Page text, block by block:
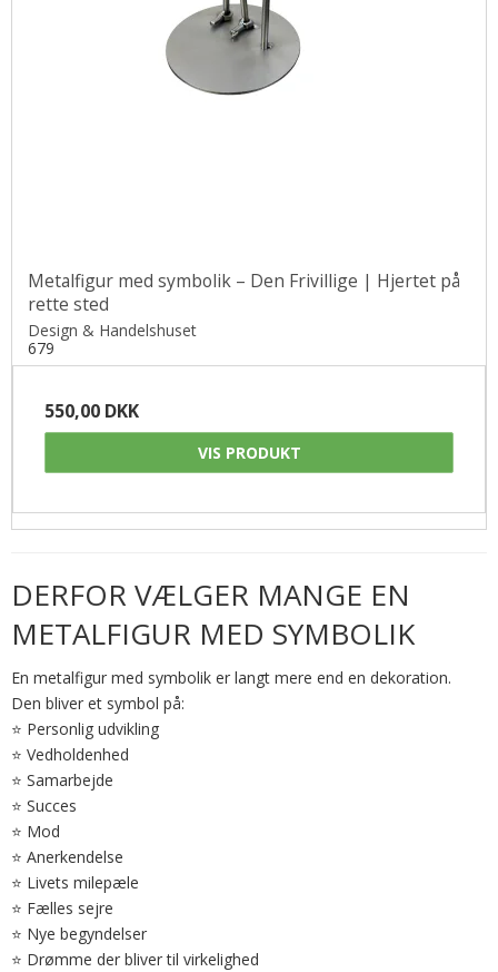
Metalfigur med symbolik – Den Frivillige | Hjertet på
rette sted
Design & Handelshuset
679
550,00 DKK
VIS PRODUKT
DERFOR VÆLGER MANGE EN
METALFIGUR MED SYMBOLIK
En metalfigur med symbolik er langt mere end en dekoration.
Den bliver et symbol på:
⭐ Personlig udvikling
⭐ Vedholdenhed
⭐ Samarbejde
⭐ Succes
⭐ Mod
⭐ Anerkendelse
⭐ Livets milepæle
⭐ Fælles sejre
⭐ Nye begyndelser
⭐ Drømme der bliver til virkelighed